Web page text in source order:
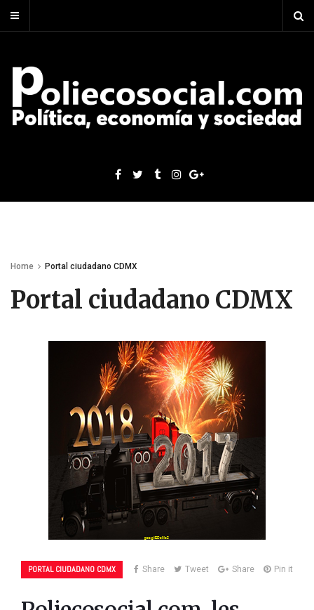
Home Portal ciudadano CDMX
Portal ciudadano CDMX
PORTAL CIUDADANO CDMX Share Tweet Share Pin it